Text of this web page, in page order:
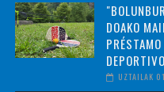
DOAKO
DEPORTIVO
UZTAILAK